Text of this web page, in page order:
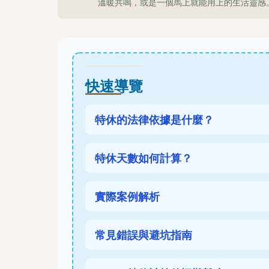
快速導覽
特休的法律依據是什麼？
特休天數如何計算？
實際案例解析
常見錯誤與避坑指南